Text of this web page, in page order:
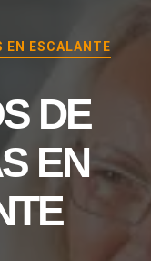
ESCALANTE
DE
EN